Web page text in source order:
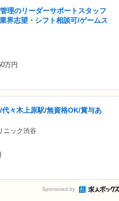
理のリーダーサポートスタッフ
界志望・シフト相談可/ゲームス
万円
々木上原駅/無資格OK/賞与あ
ニック渋谷
Sponsored by